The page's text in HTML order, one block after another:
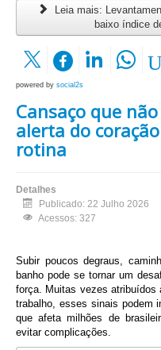
Leia mais:
baixo índice
powered by social2s
Cansaço que
alerta do
rotina
Detalhes
Publicado: 22 Julho 2026
Acessos: 327
Subir poucos degraus,
banho pode se tornar um
força. Muitas vezes atribuídos
trabalho, esses sinais podem
que afeta milhões de
evitar complicações.